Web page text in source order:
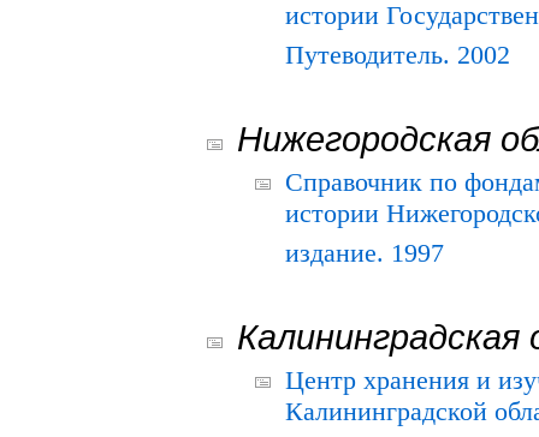
истории
Путеводитель. 2002
Нижегородская
Справочник по
истории
издание. 1997
Калининградская
Центр хранения и
Калининградской